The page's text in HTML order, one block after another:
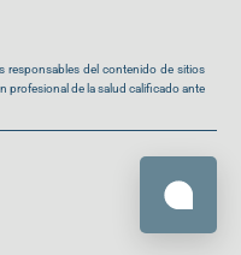
responsables del contenido de sitios
profesional de la salud calificado ante